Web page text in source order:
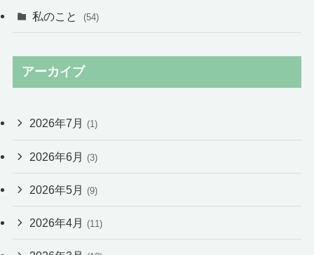
私のこと (54)
アーカイブ
2026年7月 (1)
2026年6月 (3)
2026年5月 (9)
2026年4月 (11)